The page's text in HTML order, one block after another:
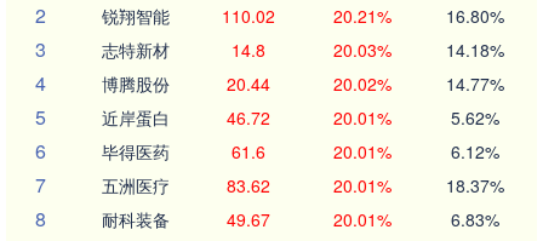
2 锐翔智能 110.02 20.21% 16.80%
3 志特新材 14.8 20.03% 14.18%
4 博腾股份 20.44 20.02% 14.77%
5 近岸蛋白 46.72 20.01% 5.62%
6 毕得医药 61.6 20.01% 6.12%
7 五洲医疗 83.62 20.01% 18.37%
8 耐科装备 49.67 20.01% 6.83%